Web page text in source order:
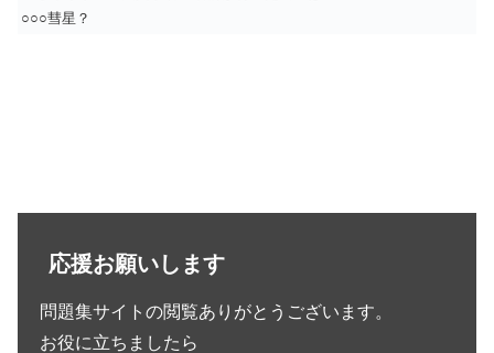
○○○彗星？
応援お願いします
問題集サイトの閲覧ありがとうございます。
お役に立ちましたら